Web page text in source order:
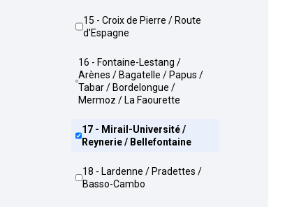
15 - Croix de Pierre / Route
d'Espagne
16 - Fontaine-Lestang /
Arènes / Bagatelle / Papus /
Tabar / Bordelongue /
Mermoz / La Faourette
17 - Mirail-Université /
Reynerie / Bellefontaine
18 - Lardenne / Pradettes /
Basso-Cambo